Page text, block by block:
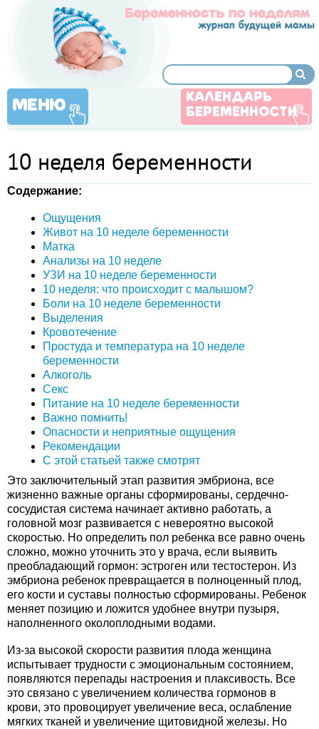
МЕНЮ
КАЛЕНДАРЬ
БЕРЕМЕННОСТИ
10 неделя беременности
Содержание:
Ощущения
Живот на 10 неделе беременности
Матка
Анализы на 10 неделе
УЗИ на 10 неделе беременности
10 неделя: что происходит с малышом?
Боли на 10 неделе беременности
Выделения
Кровотечение
Простуда и температура на 10 неделе
беременности
Алкоголь
Секс
Питание на 10 неделе беременности
Важно помнить!
Опасности и неприятные ощущения
Рекомендации
С этой статьей также смотрят
Это заключительный этап развития эмбриона, все
жизненно важные органы сформированы, сердечно-
сосудистая система начинает активно работать, а
головной мозг развивается с невероятно высокой
скоростью. Но определить пол ребенка все равно очень
сложно, можно уточнить это у врача, если выявить
преобладающий гормон: эстроген или тестостерон. Из
эмбриона ребенок превращается в полноценный плод,
его кости и суставы полностью сформированы. Ребенок
меняет позицию и ложится удобнее внутри пузыря,
наполненного околоплодными водами.
Из-за высокой скорости развития плода женщина
испытывает трудности с эмоциональным состоянием,
появляются перепады настроения и плаксивость. Все
это связано с увеличением количества гормонов в
крови, это провоцирует увеличение веса, ослабление
мягких тканей и увеличение щитовидной железы. Но